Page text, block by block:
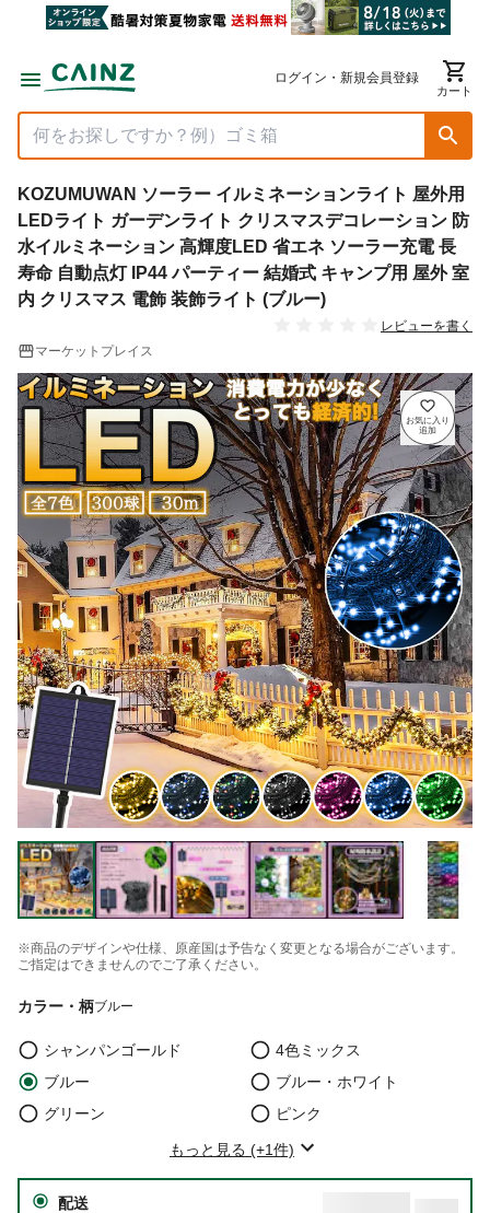
ログイン・新規会員登録
カート
KOZUMUWAN ソーラー イルミネーションライト 屋外用
LEDライト ガーデンライト クリスマスデコレーション 防
水イルミネーション 高輝度LED 省エネ ソーラー充電 長
寿命 自動点灯 IP44 パーティー 結婚式 キャンプ用 屋外 室
内 クリスマス 電飾 装飾ライト (ブルー)
レビューを書く
マーケットプレイス
※商品のデザインや仕様、原産国は予告なく変更となる場合がございます。
ご指定はできませんのでご了承ください。
カラー・柄ブルー
シャンパンゴールド
4色ミックス
ブルー
ブルー・ホワイト
グリーン
ピンク
もっと見る (+1件)
配送